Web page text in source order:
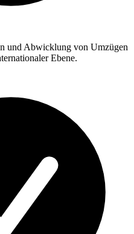
und Abwicklung von Umzügen
Ebene.